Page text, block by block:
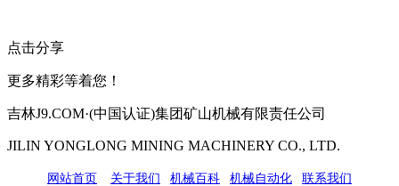
点击分享
更多精彩等着您！
吉林J9.COM·(中国认证)集团矿山机械有限责任公司
JILIN YONGLONG MINING MACHINERY CO., LTD.
网站首页 关于我们 机械百科 机械自动化 联系我们